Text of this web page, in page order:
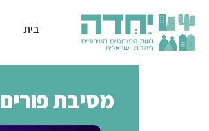
בית
מסיבת פורים